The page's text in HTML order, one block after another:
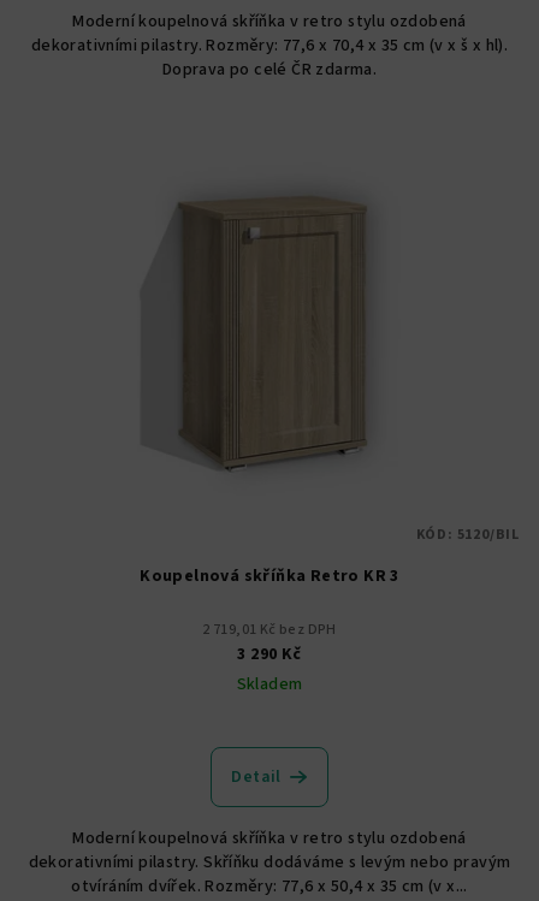
Moderní koupelnová skříňka v retro stylu ozdobená
dekorativními pilastry. Rozměry: 77,6 x 70,4 x 35 cm (v x š x hl).
Doprava po celé ČR zdarma.
Koupelnová skříňka Retro KR 3
2 719,01 Kč bez DPH
3 290 Kč
Skladem
Detail
Moderní koupelnová skříňka v retro stylu ozdobená
dekorativními pilastry. Skříňku dodáváme s levým nebo pravým
otvíráním dvířek. Rozměry: 77,6 x 50,4 x 35 cm (v x...
KÓD: 5120/BIL